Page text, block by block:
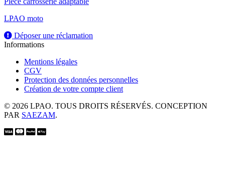
LPAO moto
Déposer une réclamation
Informations
Mentions légales
CGV
Protection des données personnelles
Création de votre compte client
© 2026 LPAO. TOUS DROITS RÉSERVÉS. CONCEPTION
PAR SAEZAM.